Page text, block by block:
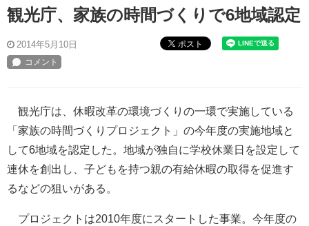
観光庁、家族の時間づくりで6地域認定
2014年5月10日 ポスト
観光庁は、休暇改革の環境づくりの一環で実施している
「家族の時間づくりプロジェクト」の今年度の実施地域と
して6地域を認定した。地域が独自に学校休業日を設定して
連休を創出し、子どもを持つ親の有給休暇の取得を促進す
るなどの狙いがある。
プロジェクトは2010年度にスタートした事業。今年度の